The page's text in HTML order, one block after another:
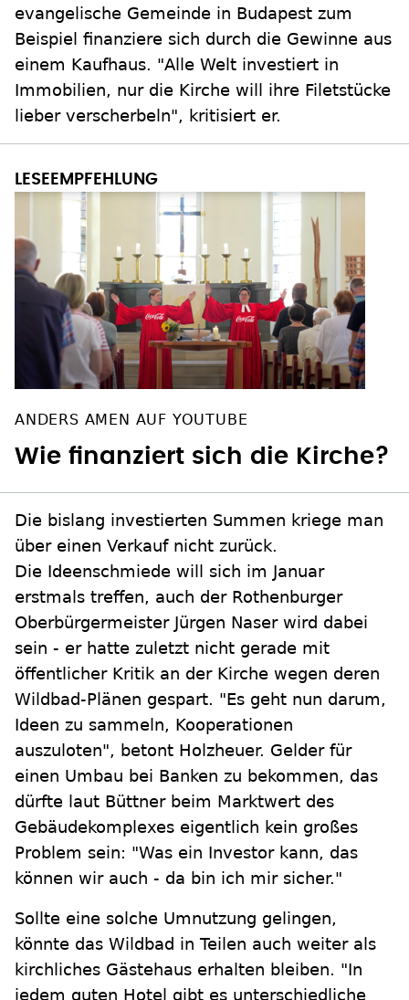
evangelische Gemeinde in Budapest zum
Beispiel finanziere sich durch die Gewinne aus
einem Kaufhaus. "Alle Welt investiert in
Immobilien, nur die Kirche will ihre Filetstücke
lieber verscherbeln", kritisiert er.
ANDERS AMEN AUF YOUTUBE
Wie finanziert sich die Kirche?
Die bislang investierten Summen kriege man
über einen Verkauf nicht zurück.
Die Ideenschmiede will sich im Januar
erstmals treffen, auch der Rothenburger
Oberbürgermeister Jürgen Naser wird dabei
sein - er hatte zuletzt nicht gerade mit
öffentlicher Kritik an der Kirche wegen deren
Wildbad-Plänen gespart. "Es geht nun darum,
Ideen zu sammeln, Kooperationen
auszuloten", betont Holzheuer. Gelder für
einen Umbau bei Banken zu bekommen, das
dürfte laut Büttner beim Marktwert des
Gebäudekomplexes eigentlich kein großes
Problem sein: "Was ein Investor kann, das
können wir auch - da bin ich mir sicher."
Sollte eine solche Umnutzung gelingen,
könnte das Wildbad in Teilen auch weiter als
kirchliches Gästehaus erhalten bleiben. "In
jedem guten Hotel gibt es unterschiedliche